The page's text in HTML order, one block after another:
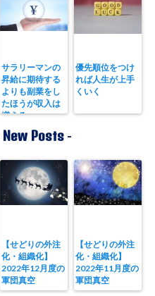
サラリーマンの
昇給に期待する
よりも副業をし
たほうが収入は
増える
優先順位をつけ
れば人生が上手
くいく
New Posts -
【せどりの外注
化・組織化】
2022年12月度の
軍団真空
【せどりの外注
化・組織化】
2022年11月度の
軍団真空